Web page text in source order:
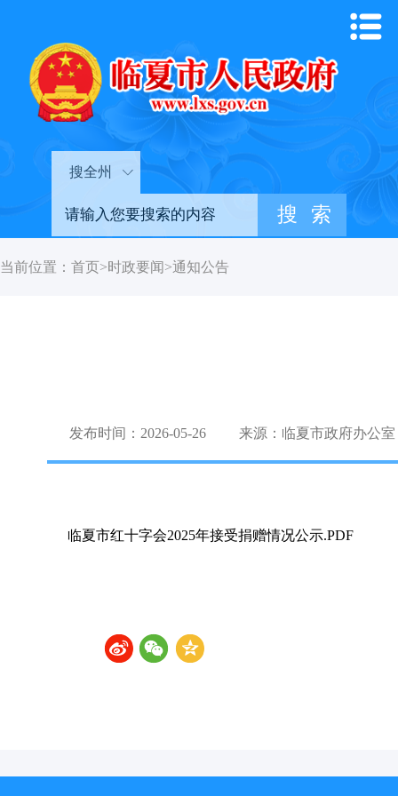
搜全州
当前位置： 首页>时政要闻 >通知公告
发布时间：2026-05-26 来源：临夏市政府办公室
临夏市红十字会2025年接受捐赠情况公示.PDF